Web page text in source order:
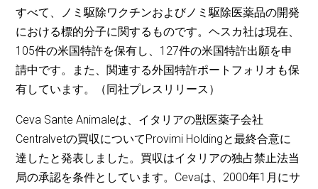
すべて、ノミ駆除ワクチンおよびノミ駆除医薬品の開発
における標的分子に関するものです。ヘスカ社は現在、
105件の米国特許を保有し、127件の米国特許出願を申
請中です。また、関連する外国特許ポートフォリオも保
有しています。（同社プレスリリース）
Ceva Sante Animaleは、イタリアの獣医薬子会社
Centralvetの買収についてProvimi Holdingと最終合意に
達したと発表しました。買収はイタリアの独占禁止法当
局の承認を条件としています。Cevaは、2000年1月にサ